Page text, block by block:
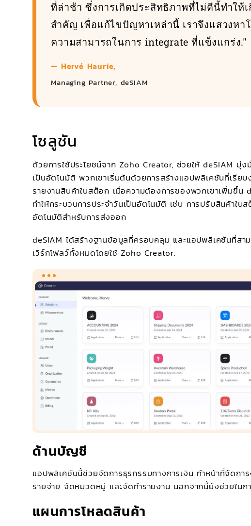
ที่ล่าช้า ซึ่งการเกิดประสิทธิภาพที่ไม่ดีนี้ทำให้
สำคัญ เพื่อแก้ไขปัญหาเหล่านี้ เราจึงแสวงห
ความสามารถในการ integrate ที่แข็งแกร่ง."
— Hervé Haurie,
Managing Partner, deSIAM
โซลูชัน
ด้วยการใช้ประโยชน์จากZoho Creator, ช่วยให้ deSIAM มุ่ง
เป็นอัตโนมัติ พวกเขาเริ่มต้นด้วยการสร้างแอปพลิเคชันที่เรีย
รายงานสินค้าในสต็อก เมื่อความต้องการของพวกเขาเพิ่มขึ้
ทำให้กระบวนการประจำวันเป็นอัตโนมัติ เช่น การปรับสินค้าใน
อัตโนมัติสำหรับการส่งออก
deSIAM ได้สร้างฐานข้อมูลที่ครอบคลุม และแอปพลิเคชันที่สา
เวิร์กโฟลว์ทั้งหมดโดยใช้Zoho Creator.
ด้านบัญชี
แอปพลิเคชันนี้ช่วยจัดการธุรกรรมทางการเงิน ทำหน้าที่จัดก
รายจ่าย จัดหมวดหมู่ และจัดทำรายงาน นอกจากนี้ยังช่วยในก
แผนการโหลดสินค้า